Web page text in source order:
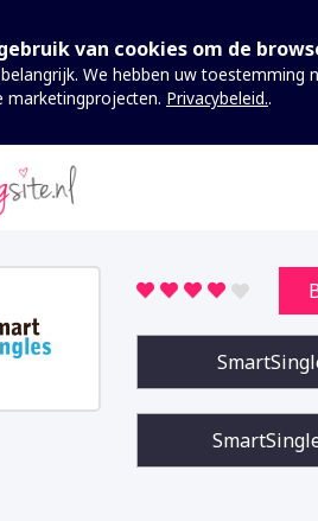
van cookies om de
We hebben uw
marketingprojecten. Privacybeleid..
niet worden uitgeschakeld. Ze zijn nodig
informatie en functionaliteit te kunnen
analytics verzamelen. Aan de hand van
u niet persoonlijk identificeren.
onze website te delen, kunnen wij u